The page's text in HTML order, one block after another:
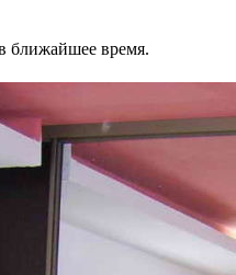
ближайшее время.